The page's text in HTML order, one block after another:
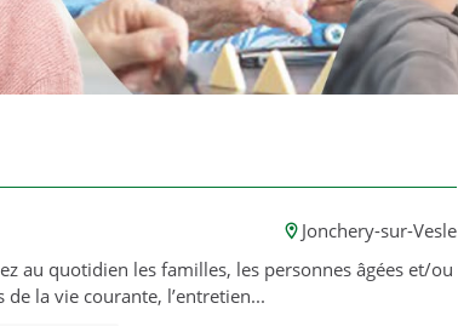
Jonchery-sur-Vesle
au quotidien les familles, les personnes âgées et/ou
la vie courante, l’entretien...